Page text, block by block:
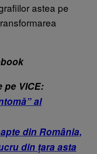
astea pe
pe VICE:
al
din România,
din țara asta